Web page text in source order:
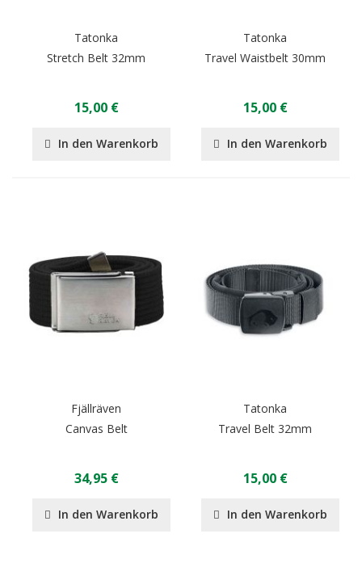
Tatonka
Stretch Belt 32mm
15,00 €
In den Warenkorb
Tatonka
Travel Waistbelt 30mm
15,00 €
In den Warenkorb
Fjällräven
Canvas Belt
34,95 €
In den Warenkorb
Tatonka
Travel Belt 32mm
15,00 €
In den Warenkorb